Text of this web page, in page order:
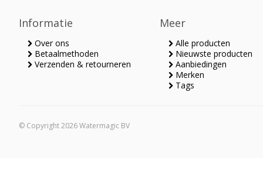
Informatie
Over ons
Betaalmethoden
Verzenden & retourneren
Meer
Alle producten
Nieuwste producten
Aanbiedingen
Merken
Tags
© Copyright 2026 Watermagic BV